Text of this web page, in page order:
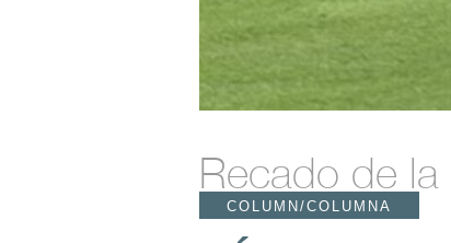
Recado de la
COLUMN/COLUMNA